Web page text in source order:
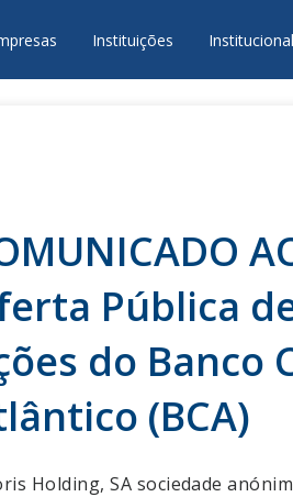
Instituições Institucional
Pública
do Banco
(BCA)
Holding, SA sociedade